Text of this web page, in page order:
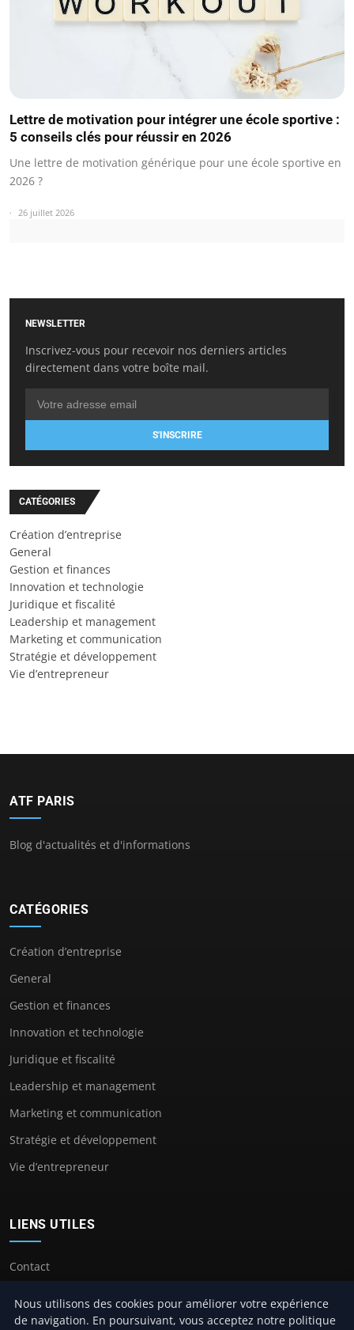
Lettre de motivation pour intégrer une école sportive :
5 conseils clés pour réussir en 2026
Une lettre de motivation générique pour une école sportive en
2026 ?
26 juillet 2026
NEWSLETTER
Inscrivez-vous pour recevoir nos derniers articles
directement dans votre boîte mail.
S'INSCRIRE
CATÉGORIES
Création d’entreprise
General
Gestion et finances
Innovation et technologie
Juridique et fiscalité
Leadership et management
Marketing et communication
Stratégie et développement
Vie d’entrepreneur
ATF PARIS
Blog d'actualités et d'informations
CATÉGORIES
Création d’entreprise
General
Gestion et finances
Innovation et technologie
Juridique et fiscalité
Leadership et management
Marketing et communication
Stratégie et développement
Vie d’entrepreneur
LIENS UTILES
Contact
Nous utilisons des cookies pour améliorer votre expérience
de navigation. En poursuivant, vous acceptez notre politique